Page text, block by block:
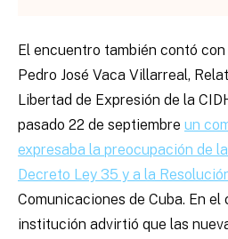
El encuentro también contó
Pedro José Vaca Villarreal,
Libertad de Expresión de la
pasado 22 de septiembre un
expresaba la preocupación de
Decreto Ley 35 y a la
Comunicaciones de Cuba. En el
institución advirtió que las